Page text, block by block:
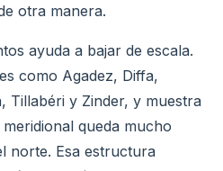
otra manera.
ayuda a bajar de escala.
como Agadez, Diffa,
Tillabéri y Zinder, y muestra
queda mucho
norte. Esa estructura